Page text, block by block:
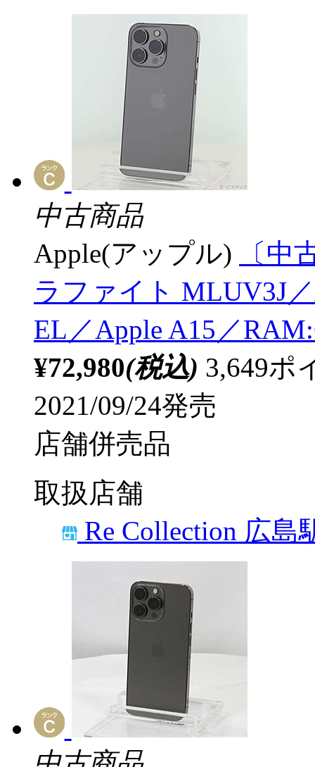
中古商品
Apple(アップル)
〔中
ラファイト MLUV3J
EL／Apple A15／
¥72,980(税込) 3,649ポ
2021/09/24発売
店舗併売品
取扱店舗
Re Collection 広島